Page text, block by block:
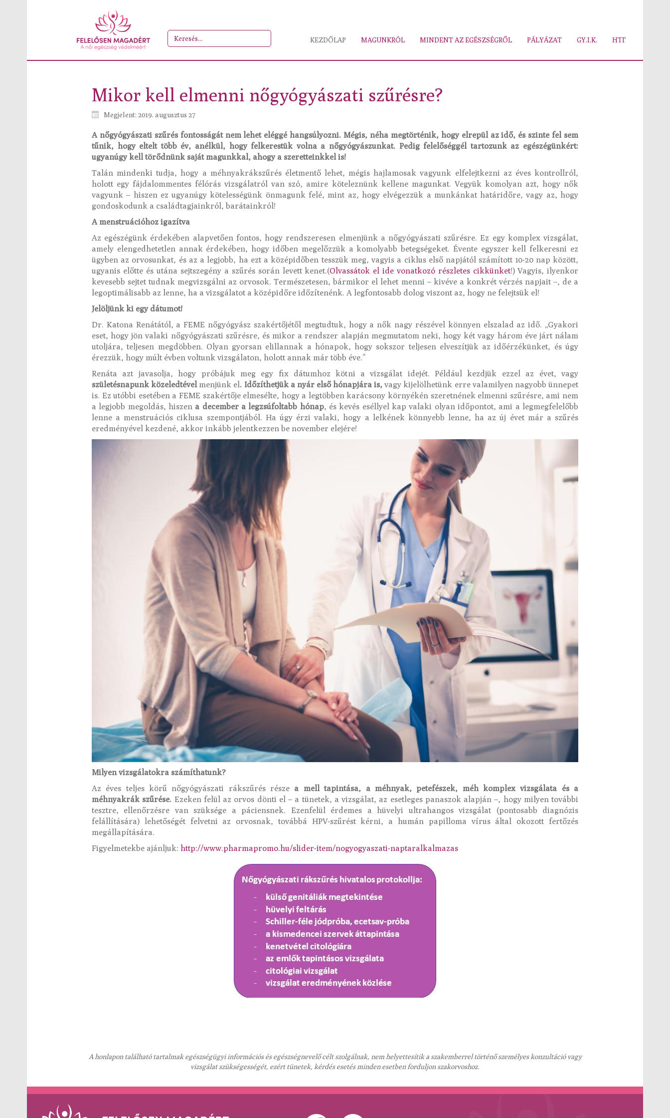
KEZDŐLAP MAGUNKRÓL MINDENT AZ EGÉSZSÉGRŐL PÁLYÁZAT GY.I.K. HTT
Mikor kell elmenni nőgyógyászati szűrésre?
Megjelent: 2019. augusztus 27
A nőgyógyászati szűrés fontosságát nem lehet eléggé hangsúlyozni. Mégis, néha megtörténik, hogy elrepül az idő, és szinte fel sem
tűnik, hogy eltelt több év, anélkül, hogy felkerestük volna a nőgyógyászunkat. Pedig felelőséggél tartozunk az egészégünkért:
ugyanúgy kell törődnünk saját magunkkal, ahogy a szeretteinkkel is!
Talán mindenki tudja, hogy a méhnyakrákszűrés életmentő lehet, mégis hajlamosak vagyunk elfelejtkezni az éves kontrollról,
holott egy fájdalommentes félórás vizsgálatról van szó, amire köteleznünk kellene magunkat. Vegyük komolyan azt, hogy nők
vagyunk – hiszen ez ugyanúgy kötelességünk önmagunk felé, mint az, hogy elvégezzük a munkánkat határidőre, vagy az, hogy
gondoskodunk a családtagjainkról, barátainkról!
A menstruációhoz igazítva
Az egészégünk érdekében alapvetően fontos, hogy rendszeresen elmenjünk a nőgyógyászati szűrésre. Ez egy komplex vizsgálat,
amely elengedhetetlen annak érdekében, hogy időben megelőzzük a komolyabb betegségeket. Évente egyszer kell felkeresni ez
ügyben az orvosunkat, és az a legjobb, ha ezt a középidőben tesszük meg, vagyis a ciklus első napjától számított 10-20 nap között,
ugyanis előtte és utána sejtszegény a szűrés során levett kenet.(Olvassátok el ide vonatkozó részletes cikkünket!) Vagyis, ilyenkor
kevesebb sejtet tudnak megvizsgálni az orvosok. Természetesen, bármikor el lehet menni – kivéve a konkrét vérzés napjait –, de a
legoptimálisabb az lenne, ha a vizsgálatot a középidőre időzítenénk. A legfontosabb dolog viszont az, hogy ne felejtsük el!
Jelöljünk ki egy dátumot!
Dr. Katona Renátától, a FEME nőgyógyász szakértőjétől megtudtuk, hogy a nők nagy részével könnyen elszalad az idő. „Gyakori
eset, hogy jön valaki nőgyógyászati szűrésre, és mikor a rendszer alapján megmutatom neki, hogy két vagy három éve járt nálam
utoljára, teljesen megdöbben. Olyan gyorsan elillannak a hónapok, hogy sokszor teljesen elveszítjük az időérzékünket, és úgy
érezzük, hogy múlt évben voltunk vizsgálaton, holott annak már több éve.”
Renáta azt javasolja, hogy próbájuk meg egy fix dátumhoz kötni a vizsgálat idejét. Például kezdjük ezzel az évet, vagy
születésnapunk közeledtével menjünk el . Időzíthetjük a nyár első hónapjára is,vagy kijelölhetünk erre valamilyen nagyobb ünnepet
is. Ez utóbbi esetében a FEME szakértője elmesélte, hogy a legtöbben karácsony környékén szeretnének elmenni szűrésre, ami nem
a legjobb megoldás, hiszen a december a legzsúfoltabb hónap, és kevés eséllyel kap valaki olyan időpontot, ami a legmegfelelőbb
lenne a menstruációs ciklusa szempontjából. Ha úgy érzi valaki, hogy a lelkének könnyebb lenne, ha az új évet már a szűrés
eredményével kezdené, akkor inkább jelentkezzen be november elejére!
Milyen vizsgálatokra számíthatunk?
Az éves teljes körű nőgyógyászati rákszűrés része a mell tapintása, a méhnyak, petefészek, méh komplex vizsgálata és a
méhnyakrák szűrése. Ezeken felül az orvos dönti el – a tünetek, a vizsgálat, az esetleges panaszok alapján –, hogy milyen további
tesztre, ellenőrzésre van szüksége a páciensnek. Ezenfelül érdemes a hüvelyi ultrahangos vizsgálat (pontosabb diagnózis
felállítására) lehetőségét felvetni az orvosnak, továbbá HPV-szűrést kérni, a humán papilloma vírus által okozott fertőzés
megállapítására.
Figyelmetekbe ajánljuk: http://www.pharmapromo.hu/slider-item/nogyogyaszati-naptaralkalmazas
A honlapon található tartalmak egészségügyi információs és egészségnevelő célt szolgálnak, nem helyettesítik a szakemberrel történő személyes konzultáció vagy
vizsgálat szükségességét, ezért tünetek, kérdés esetés minden esetben forduljon szakorvoshoz.